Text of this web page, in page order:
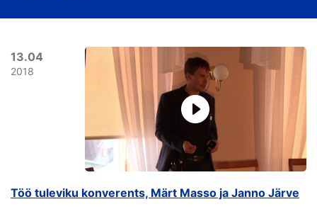
13.04
2018
Töö tuleviku konverents, Märt Masso ja Janno Järve